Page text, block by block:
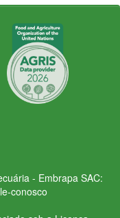
- Embrapa SAC:
conosco